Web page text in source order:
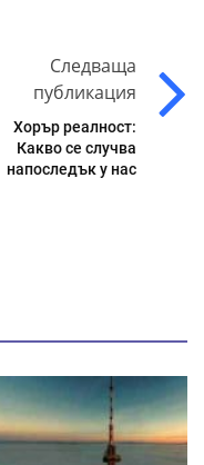
Следваща
публикация
Хорър реалност:
Какво се случва
напоследък у нас